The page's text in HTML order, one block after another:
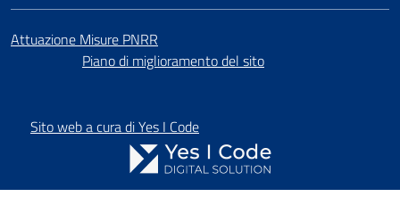
Attuazione Misure PNRR
Piano di miglioramento del sito
Sito web a cura di Yes I Code